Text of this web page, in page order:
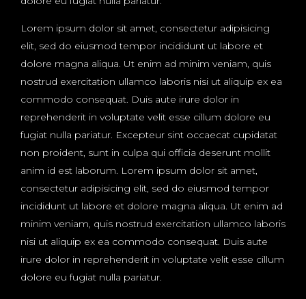
Lorem ipsum dolor sit amet, consectetur adipisicing
elit, sed do eiusmod tempor incididunt ut labore et
dolore magna aliqua. Ut enim ad minim veniam, quis
nostrud exercitation ullamco laboris nisi ut aliquip ex ea
commodo consequat. Duis aute irure dolor in
reprehenderit in voluptate velit esse cillum dolore eu
fugiat nulla pariatur. Excepteur sint occaecat cupidatat
non proident, sunt in culpa qui officia deserunt mollit
anim id est laborum. Lorem ipsum dolor sit amet,
consectetur adipisicing elit, sed do eiusmod tempor
incididunt ut labore et dolore magna aliqua. Ut enim ad
minim veniam, quis nostrud exercitation ullamco laboris
nisi ut aliquip ex ea commodo consequat. Duis aute
irure dolor in reprehenderit in voluptate velit esse cillum
dolore eu fugiat nulla pariatur.